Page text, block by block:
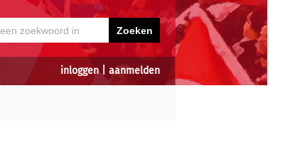
inloggen| aanmelden